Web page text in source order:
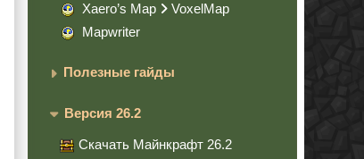
Xaero’s Map
VoxelMap
Mapwriter
Полезные гайды
Версия 26.2
Скачать Майнкрафт 26.2